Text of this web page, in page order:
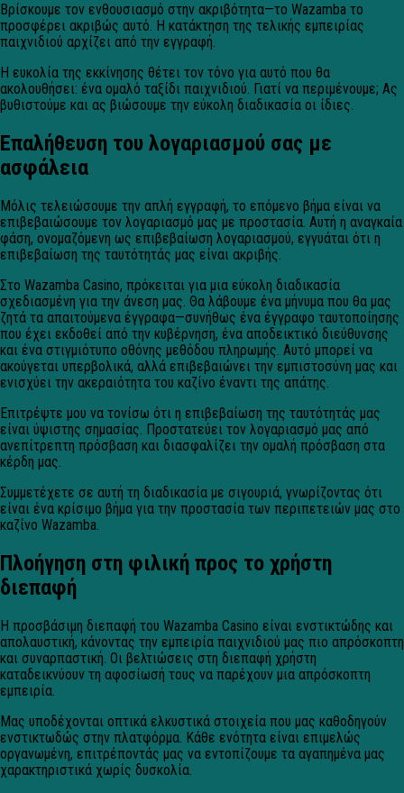
Βρίσκουμε τον ενθουσιασμό στην ακριβότητα—το Wazamba το
προσφέρει ακριβώς αυτό. Η κατάκτηση της τελικής εμπειρίας
παιχνιδιού αρχίζει από την εγγραφή.
Η ευκολία της εκκίνησης θέτει τον τόνο για αυτό που θα
ακολουθήσει: ένα ομαλό ταξίδι παιχνιδιού. Γιατί να περιμένουμε; Ας
βυθιστούμε και ας βιώσουμε την εύκολη διαδικασία οι ίδιες.
Επαλήθευση του λογαριασμού σας με
ασφάλεια
Μόλις τελειώσουμε την απλή εγγραφή, το επόμενο βήμα είναι να
επιβεβαιώσουμε τον λογαριασμό μας με προστασία. Αυτή η αναγκαία
φάση, ονομαζόμενη ως επιβεβαίωση λογαριασμού, εγγυάται ότι η
επιβεβαίωση της ταυτότητάς μας είναι ακριβής.
Στο Wazamba Casino, πρόκειται για μια εύκολη διαδικασία
σχεδιασμένη για την άνεση μας. Θα λάβουμε ένα μήνυμα που θα μας
ζητά τα απαιτούμενα έγγραφα—συνήθως ένα έγγραφο ταυτοποίησης
που έχει εκδοθεί από την κυβέρνηση, ένα αποδεικτικό διεύθυνσης
και ένα στιγμιότυπο οθόνης μεθόδου πληρωμής. Αυτό μπορεί να
ακούγεται υπερβολικά, αλλά επιβεβαιώνει την εμπιστοσύνη μας και
ενισχύει την ακεραιότητα του καζίνο έναντι της απάτης.
Επιτρέψτε μου να τονίσω ότι η επιβεβαίωση της ταυτότητάς μας
είναι ύψιστης σημασίας. Προστατεύει τον λογαριασμό μας από
ανεπίτρεπτη πρόσβαση και διασφαλίζει την ομαλή πρόσβαση στα
κέρδη μας.
Συμμετέχετε σε αυτή τη διαδικασία με σιγουριά, γνωρίζοντας ότι
είναι ένα κρίσιμο βήμα για την προστασία των περιπετειών μας στο
καζίνο Wazamba.
Πλοήγηση στη φιλική προς το χρήστη
διεπαφή
Η προσβάσιμη διεπαφή του Wazamba Casino είναι ενστικτώδης και
απολαυστική, κάνοντας την εμπειρία παιχνιδιού μας πιο απρόσκοπτη
και συναρπαστική. Οι βελτιώσεις στη διεπαφή χρήστη
καταδεικνύουν τη αφοσίωσή τους να παρέχουν μια απρόσκοπτη
εμπειρία.
Μας υποδέχονται οπτικά ελκυστικά στοιχεία που μας καθοδηγούν
ενστικτωδώς στην πλατφόρμα. Κάθε ενότητα είναι επιμελώς
οργανωμένη, επιτρέποντάς μας να εντοπίζουμε τα αγαπημένα μας
χαρακτηριστικά χωρίς δυσκολία.